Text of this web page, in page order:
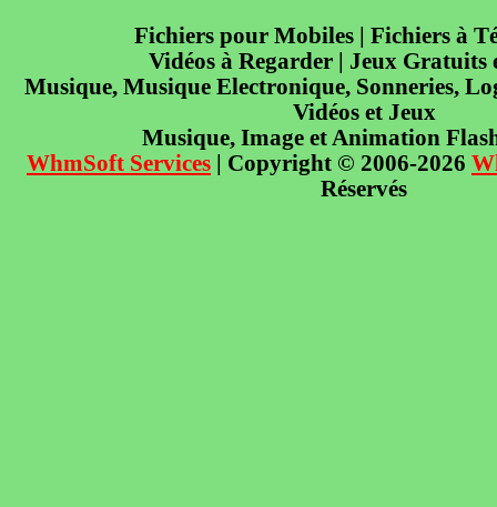
Fichiers pour Mobiles | Fichiers à
Vidéos à Regarder | Jeux Gratuits
Musique, Musique Electronique, Sonneries,
Vidéos et Jeux
Musique, Image et Animation
WhmSoft Services | Copyright © 2006-2026
Réservés